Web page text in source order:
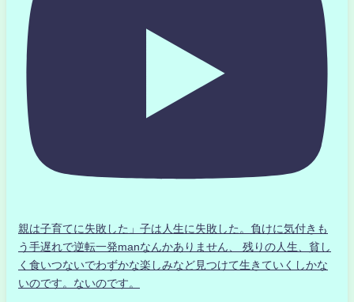
親は子育てに失敗した」子は人生に失敗した。負けに気付きも
う手遅れで逆転一発manなんかありません、 残りの人生、貧し
く食いつないでわずかな楽しみなど見つけて生きていくしかな
いのです。ないのです。